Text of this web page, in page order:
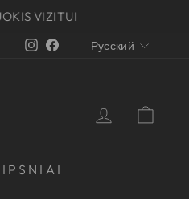
VIZITUI
Instagram
Facebook
Русский